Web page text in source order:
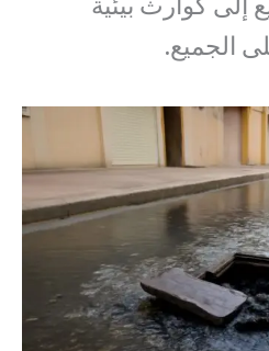
الجميع.